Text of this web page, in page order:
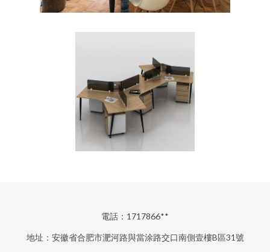
電話：1717866**
地址：安徽省合肥市淝河路與當涂路交口南側壹樓B區31號